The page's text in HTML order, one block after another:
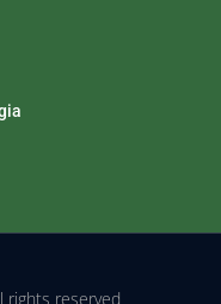
rights reserved